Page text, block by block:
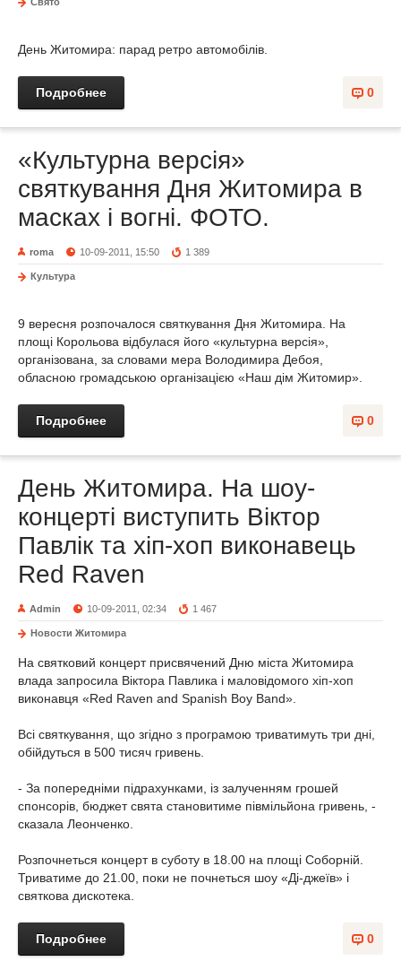
День Житомира: парад ретро автомобілів.
0
Подробнее
«Культурна версія»
святкування Дня Житомира в
масках і вогні. ФОТО.
roma 10-09-2011, 15:50 1 389
Культура
9 вересня розпочалося святкування Дня Житомира. На
площі Корольова відбулася його «культурна версія»,
організована, за словами мера Володимира Дебоя,
обласною громадською організацією «Наш дім Житомир».
0
Подробнее
День Житомира. На шоу-
концерті виступить Віктор
Павлік та хіп-хоп виконавець
Red Raven
Admin 10-09-2011, 02:34 1 467
Новости Житомира
На святковий концерт присвячений Дню міста Житомира
влада запросила Віктора Павлика і маловідомого хіп-хоп
виконавця «Red Raven and Spanish Boy Band».
Всі святкування, що згідно з програмою триватимуть три дні,
обійдуться в 500 тисяч гривень.
- За попередніми підрахунками, із залученням грошей
спонсорів, бюджет свята становитиме півмільйона гривень, -
сказала Леонченко.
Розпочнеться концерт в суботу в 18.00 на площі Соборній.
Триватиме до 21.00, поки не почнеться шоу «Ді-джеїв» і
святкова дискотека.
0
Подробнее